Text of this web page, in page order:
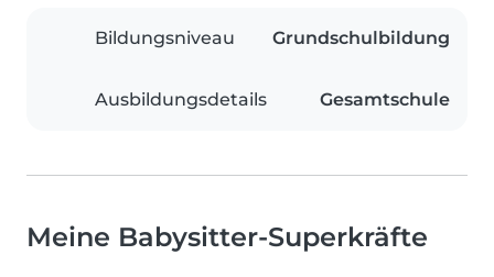
Bildungsniveau Grundschulbildung
Ausbildungsdetails Gesamtschule
Meine Babysitter-Superkräfte